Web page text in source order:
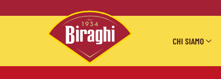
Skip to main content
CHI SIAMO